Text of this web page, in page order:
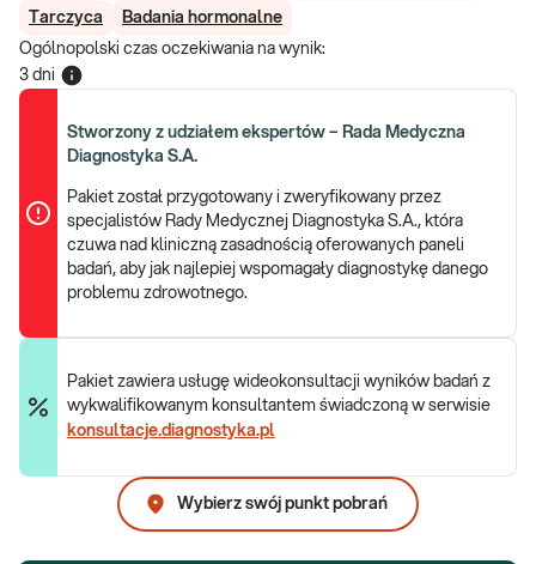
Tarczyca
Badania hormonalne
Ogólnopolski czas oczekiwania na wynik:
3 dni
Stworzony z udziałem ekspertów – Rada Medyczna
Diagnostyka S.A.
Pakiet został przygotowany i zweryfikowany przez
specjalistów Rady Medycznej Diagnostyka S.A., która
czuwa nad kliniczną zasadnością oferowanych paneli
badań, aby jak najlepiej wspomagały diagnostykę danego
problemu zdrowotnego.
Pakiet zawiera usługę wideokonsultacji wyników badań z
wykwalifikowanym konsultantem świadczoną w serwisie
konsultacje.diagnostyka.pl
Wybierz swój punkt pobrań